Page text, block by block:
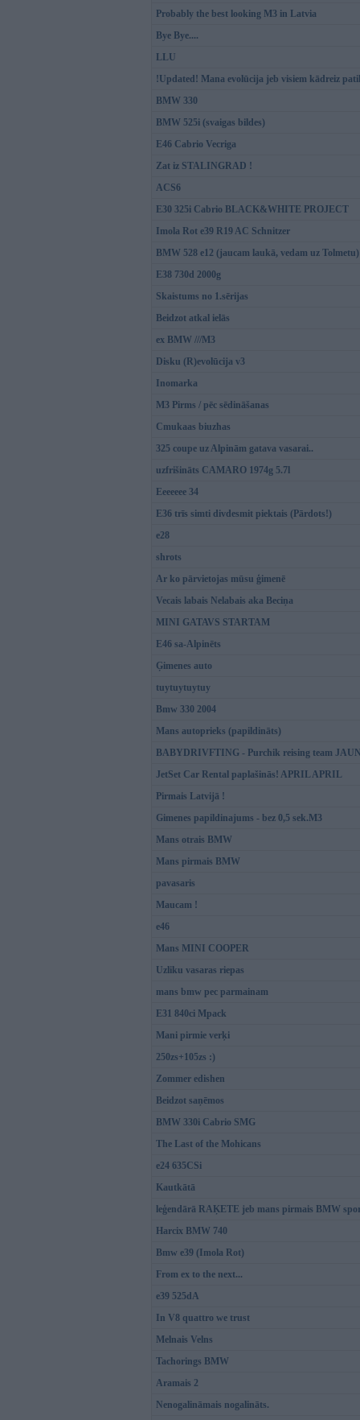
Probably the best looking M3 in Latvia
Bye Bye....
LLU
!Updated! Mana evolūcija jeb visiem kādreiz
BMW 330
BMW 525i (svaigas bildes)
E46 Cabrio Vecriga
Zat iz STALINGRAD !
ACS6
E30 325i Cabrio BLACK&WHITE PROJECT
Imola Rot e39 R19 AC Schnitzer
BMW 528 e12 (jaucam laukā, vedam uz Tolmetu)
E38 730d 2000g
Skaistums no 1.sērijas
Beidzot atkal ielās
ex BMW ///M3
Disku (R)evolūcija v3
Inomarka
M3 Pirms / pēc sēdināšanas
Cmukaas biuzhas
325 coupe uz Alpinām gatava vasarai..
uzfrišināts CAMARO 1974g 5.7l
Eeeeeee 34
E36 trīs simti divdesmit piektais (Pārdots!)
e28
shrots
Ar ko pārvietojas mūsu ģimenē
Vecais labais Nelabais aka Beciņa
MINI GATAVS STARTAM
E46 sa-Alpinēts
Ģimenes auto
tuytuytuytuy
Bmw 330 2004
Mans autoprieks (papildināts)
BABYDRIVFTING - Purchik reising team
JetSet Car Rental paplašinās! APRIL APRIL
Pirmais Latvijā !
Gimenes papildinajums - bez 0,5 sek.M3
Mans otrais BMW
Mans pirmais BMW
pavasaris
Maucam !
e46
Mans MINI COOPER
Uzliku vasaras riepas
mans bmw pec parmainam
E31 840ci Mpack
Mani pirmie verķi
250zs+105zs :)
Zommer edishen
Beidzot saņēmos
BMW 330i Cabrio SMG
The Last of the Mohicans
e24 635CSi
Kautkātā
leģendārā RAĶETE jeb mans pirmais BMW
Harcix BMW 740
Bmw e39 (Imola Rot)
From ex to the next...
e39 525dA
In V8 quattro we trust
Melnais Velns
Tachorings BMW
Aramais 2
Nenogalināmais nogalināts.